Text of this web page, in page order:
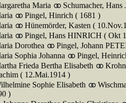
Maria
Schumacher,
Pingel, Hinrich ( 1681 )
Hünemörder, Kasten (
Pingel, Hans HINRICH ( Okt
Dorothea
Pingel, Johann
Sophia Johanna
Pingel,
Frieda Bertha Elisabeth
( 12.Mai.1914 )
Sophie Elisabeth
)